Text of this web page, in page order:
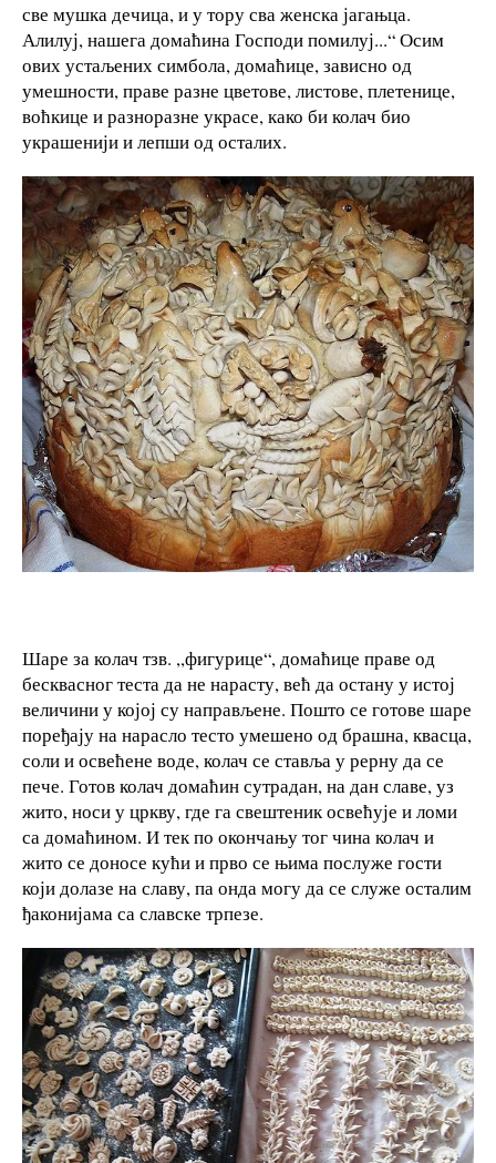
све мушка дечица, и у тору сва женска јагањца.
Алилуј, нашега домаћина Господи помилуј...“ Осим
ових устаљених симбола, домаћице, зависно од
умешности, праве разне цветове, листове, плетенице,
воћкице и разноразне украсе, како би колач био
украшенији и лепши од осталих.
Шаре за колач тзв. ,,фигурице“, домаћице праве од
бесквасног теста да не нарасту, већ да остану у истој
величини у којој су направљене. Пошто се готове шаре
поређају на нарасло тесто умешено од брашна, квасца,
соли и освећене воде, колач се ставља у рерну да се
пече. Готов колач домаћин сутрадан, на дан славе, уз
жито, носи у цркву, где га свештеник освећује и ломи
са домаћином. И тек по окончању тог чина колач и
жито се доносе кући и прво се њима послуже гости
који долазе на славу, па онда могу да се служе осталим
ђаконијама са славске трпезе.